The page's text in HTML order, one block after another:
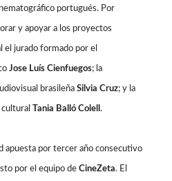
portugués. Por
y apoyar a los proyectos
el jurado formado por el
Jose Luís Cienfuegos; la
brasileña Silvia Cruz; y la
Tania Balló Colell .
apuesta por tercer año consecutivo
por el equipo de CineZeta. El